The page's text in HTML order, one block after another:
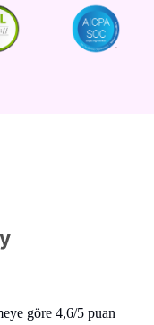
göre 4,6/5 puan